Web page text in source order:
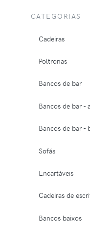
CATEGORIAS
Cadeiras
Poltronas
Bancos de bar
Bancos de bar -
Bancos de bar -
Sofás
Encartáveis
Cadeiras de
Bancos baixos